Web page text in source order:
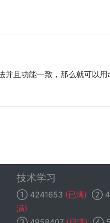
且功能一致，那么就可以
技术学习
① 4241653 (已满) ②
满)